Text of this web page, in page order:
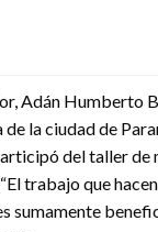
Adán Humberto
la ciudad de
del taller de
trabajo que
sumamente